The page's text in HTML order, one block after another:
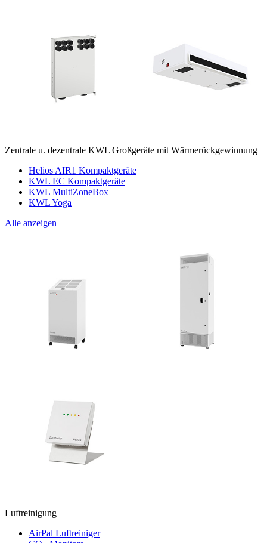
Zentrale u. dezentrale KWL Großgeräte mit Wärmerückgewinnung
Helios AIR1 Kompaktgeräte
KWL EC Kompaktgeräte
KWL MultiZoneBox
KWL Yoga
Alle anzeigen
Luftreinigung
AirPal Luftreiniger